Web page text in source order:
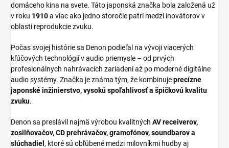
domáceho kina na svete. Táto japonská značka bola založená už
v roku 1910a viac ako jedno storočie patrí medzi inovátorov v
oblasti reprodukcie zvuku.
Počas svojej histórie sa Denon podieľal na vývoji viacerých
kľúčových technológií v audio priemysle – od prvých
profesionálnych nahrávacích zariadení až po moderné digitálne
audio systémy. Značka je známa tým, že kombinujeprecízne
japonské inžinierstvo, vysokú spoľahlivosť a špičkovú kvalitu
zvuku.
Denon sa preslávil najmä výrobou kvalitných AV receiverov,
zosilňovačov, CD prehrávačov, gramofónov, soundbarov a
slúchadiel , ktoré sú obľúbené medzi milovníkmi hudby aj